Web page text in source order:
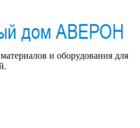
и оборудования для